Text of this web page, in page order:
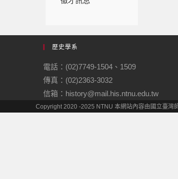
歷史學系
電話：(02)7749-1504、1509
傳真：(02)2363-3032
信箱：history@mail.his.ntnu.edu.tw
Copyright 2020 -2025 NTNU 本網站內容由國立臺灣